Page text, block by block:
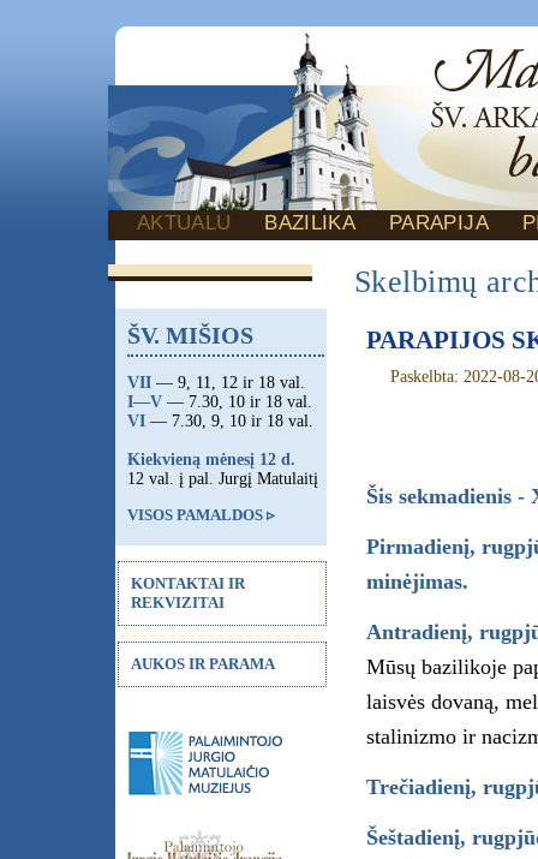
AKTUALU BAZILIKA PARAPIJA
Skelbimų
PARAPIJOS
Paskelbta: 2022-08-
Šis sekmadienis
Pirmadienį,
minėjimas.
Antradienį,
Mūsų bazilikoje
laisvės dovaną,
stalinizmo ir
Trečiadienį,
Šeštadienį,
ŠV. MIŠIOS
VII — 9, 11, 12 ir 18 val.
I—V — 7.30, 10 ir 18 val.
VI — 7.30, 9, 10 ir 18 val.
Kiekvieną mėnesį 12 d.
12 val. į pal. Jurgį Matulaitį
VISOS PAMALDOS ▹
KONTAKTAI IR
REKVIZITAI
AUKOS IR PARAMA